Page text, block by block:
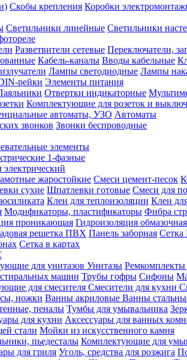
Скобы крепления Коробки
Светильники линейные Светильники
Разветвители сетевые Переключатели,
Кабель-каналы Вводы кабельные
Лампы светодиодные Лампы
рейки Элементы питания
Отвертки индикаторные
Комплектующие для розеток и
автоматы, УЗО Автоматы
звонков Звонки беспроводные
элементы
1-фазные
жаростойкие Смеси цемент-песок
сухие Шпатлевки готовые Смеси для
Клеи для теплоизоляции Клеи
Модификаторы, пластификаторы Фибра
проникающая Гидроизоляция обмазочная
решетка ПВХ Панель заборная Сетка
Сетка в картах
для унитазов Унитазы Ремкомплекты
машин Трубы гофры Сифоны
для смесителя Смесители для кухни
ножки Ванны акриловые Ванны
пеналы Тумбы для умывальника
для кухни Аксессуары для ванных
стали Мойки из искусственного камня
пьедесталы Комплектующие для
для гриля Уголь, средства для розжига